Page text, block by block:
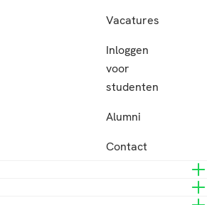
Vacatures
Inloggen
voor
studenten
Alumni
Contact